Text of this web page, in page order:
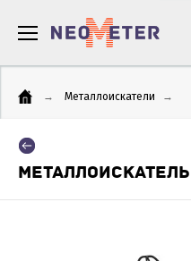
→ Металлоискатели →
МЕТАЛЛОИСКАТЕЛЬ